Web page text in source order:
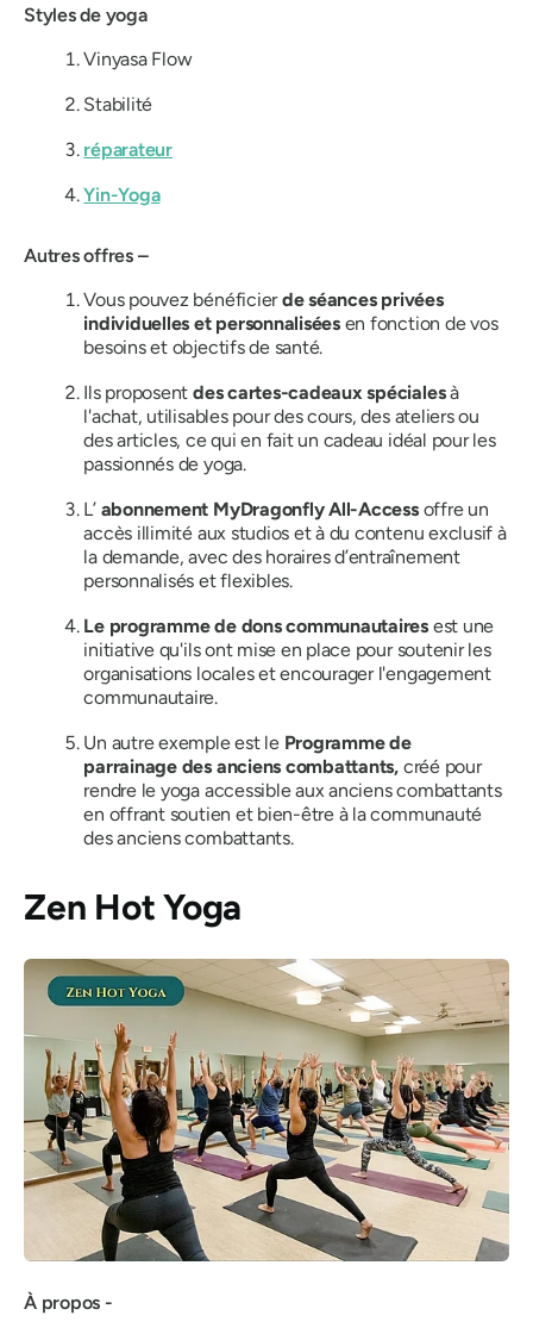
Styles de yoga
Vinyasa Flow
Stabilité
réparateur
Yin-Yoga
Autres offres –
Vous pouvez bénéficierde séances privées
individuelles et personnaliséesen fonction de vos
besoins et objectifs de santé.
Ils proposentdes cartes-cadeaux spécialesà
l'achat, utilisables pour des cours, des ateliers ou
des articles, ce qui en fait un cadeau idéal pour les
passionnés de yoga.
L’ abonnement MyDragonfly All-Access offre un
accès illimité aux studios et à du contenu exclusif à
la demande, avec des horaires d’entraînement
personnalisés et flexibles.
Le programme de dons communautairesest une
initiative qu'ils ont mise en place pour soutenir les
organisations locales et encourager l'engagement
communautaire.
Un autre exemple est le Programme de
parrainage des anciens combattants,créé pour
rendre le yoga accessible aux anciens combattants
en offrant soutien et bien-être à la communauté
des anciens combattants.
Zen Hot Yoga
À propos -